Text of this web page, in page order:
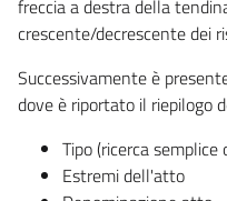
freccia a destra della
crescente/decrescente dei
Successivamente è
dove è riportato il riepilogo
Tipo (ricerca semplice
Estremi dell'atto